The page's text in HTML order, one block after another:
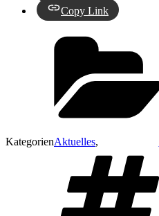
Copy Link
KategorienAktuelles,